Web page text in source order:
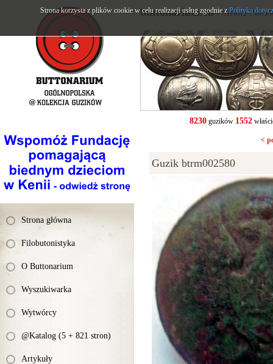
Strona główna
Filobutonistyka
O Buttonarium
Wyszukiwarka
Wytwórcy
@Katalog (5 + 821 stron)
Artykuły
buttonarium.eu- Strona
8230guzików 1552
<
Guzik btrm002580
Strona korzysta z plików cookie w celu realizacji usług zgodnie zPolityką